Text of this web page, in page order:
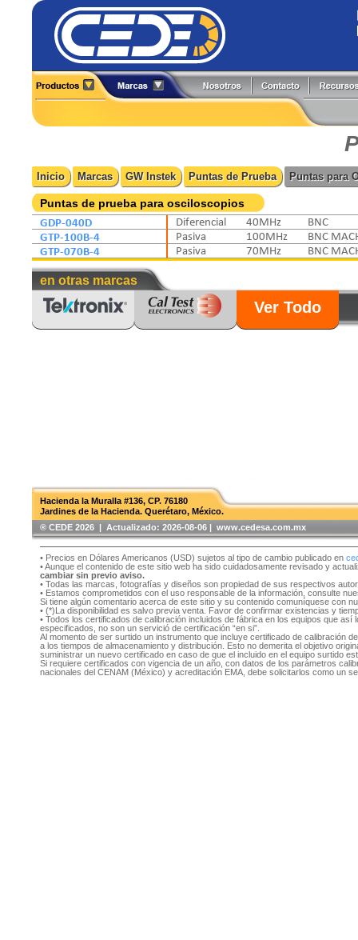
Cámaras Termográficas
Compensación Reactiva
Contadores
Detectores
Fuentes de Poder
Generadores de Funciones
Medidores
Multímetros
Osciloscopios
Pinzas de Medición
Probadores
Caltest Electronics
Circutor
Comark
Extech
FlukeCal
Global Specialties
GW Instek
Hioki
Inicio Marcas GW Instek Puntas de Prueba Puntas para
Puntas de prueba para osciloscopios
GDP-040D
GTP-100B-4
GTP-070B-4
Diferencial 40MHz
BNC
Pasiva
100MHz
BNC
Pasiva
70MHz BNC
en otras marcas
Ver Todo
Hacienda la Muralla #136, CP. 76180
Jardines de la Hacienda. Querétaro, México.
®️ CEDE 2026 | Actualizado: 2026-08-06 | www.cedesa.com.mx
• Precios en Dólares Americanos (USD) sujetos al tipo de cambio publicado en
• Aunque el contenido de este sitio web ha sido cuidadosamente revisado y
cambiar sin previo aviso.
• Todas las marcas, fotografías y diseños son propiedad de sus respectivos
• Estamos comprometidos con el uso responsable de la información, consulte
Si tiene algún comentario acerca de este sitio y su contenido comuníquese con
• (*)La disponibilidad es salvo previa venta. Favor de confirmar existencias y
• Todos los certificados de calibración incluidos de fábrica en los equipos que
especificados, no son un servició de certificación “en si”.
Al momento de ser surtido un instrumento que incluye certificado de calibración
a los tiempos de almacenamiento y distribución. Esto no demerita el objetivo
suministrar un nuevo certificado en caso de que el incluido en el equipo surtido
Si requiere certificados con vigencia de un año, con datos de los parámetros
nacionales del CENAM (México) y acreditación EMA, debe solicitarlos como un